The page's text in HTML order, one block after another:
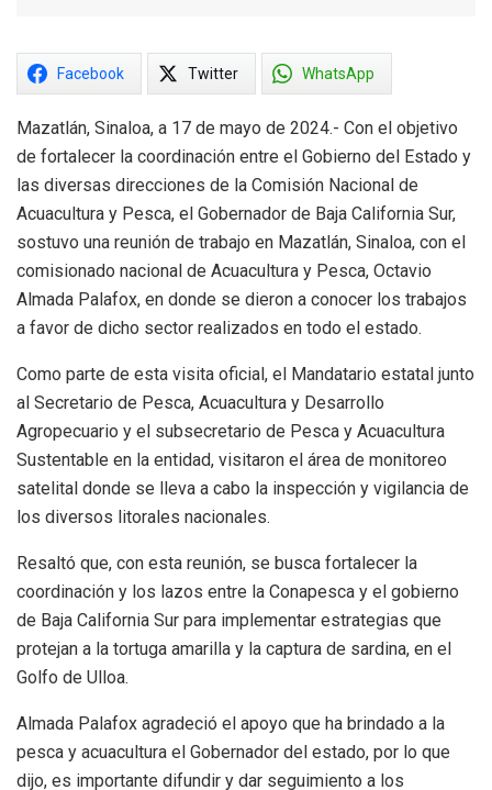
Facebook Twitter WhatsApp
Mazatlán, Sinaloa, a 17 de mayo de 2024.- Con el objetivo
de fortalecer la coordinación entre el Gobierno del Estado y
las diversas direcciones de la Comisión Nacional de
Acuacultura y Pesca, el Gobernador de Baja California Sur,
sostuvo una reunión de trabajo en Mazatlán, Sinaloa, con el
comisionado nacional de Acuacultura y Pesca, Octavio
Almada Palafox, en donde se dieron a conocer los trabajos
a favor de dicho sector realizados en todo el estado.
Como parte de esta visita oficial, el Mandatario estatal junto
al Secretario de Pesca, Acuacultura y Desarrollo
Agropecuario y el subsecretario de Pesca y Acuacultura
Sustentable en la entidad, visitaron el área de monitoreo
satelital donde se lleva a cabo la inspección y vigilancia de
los diversos litorales nacionales.
Resaltó que, con esta reunión, se busca fortalecer la
coordinación y los lazos entre la Conapesca y el gobierno
de Baja California Sur para implementar estrategias que
protejan a la tortuga amarilla y la captura de sardina, en el
Golfo de Ulloa.
Almada Palafox agradeció el apoyo que ha brindado a la
pesca y acuacultura el Gobernador del estado, por lo que
dijo, es importante difundir y dar seguimiento a los